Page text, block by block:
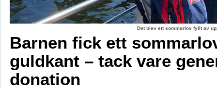
Det blev ett sommarlov fyllt av
Barnen fick ett
guldkant – tack vare
donation